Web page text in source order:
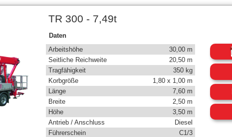
TR 300 - 7,49t
Daten
Arbeitshöhe
30,00 m
Seitliche Reichweite
20,50 m
Tragfähigkeit
350 kg
Korbgröße
1,80 x 1,00 m
Länge
7,60 m
Breite
2,50 m
Höhe
3,50 m
Antrieb / Anschluss
Diesel
Führerschein
C1/3